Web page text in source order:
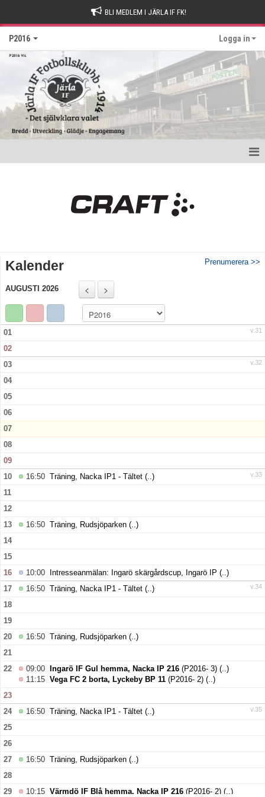
BLI MEDLEM I JÄRLA IF FK!
P2016 Logga in
Dokument
Kontakt
Prenumerera >>
Kalender
AUGUSTI 2026
v.31
01
02
v.32
03
04
05
06
07
08
09
v.33
10 16:50 Träning, Nacka IP1 - Tältet (..)
11
12
13
16:50 Träning, Rudsjöparken (..)
14
15
16
10:00 Intresseanmälan: Ingarö skärgårdscup, Ingarö IP (..)
v.34
17 16:50 Träning, Nacka IP1 - Tältet (..)
18
19
20
16:50 Träning, Rudsjöparken (..)
21
22
09:00 Ingarö IF Gul hemma, Nacka IP 216 (P2016- 3) (..)
11:15 Vega FC 2 borta, Lyckeby BP 11 (P2016- 2) (..)
23
v.35
24 16:50 Träning, Nacka IP1 - Tältet (..)
25
26
27
16:50 Träning, Rudsjöparken (..)
28
29
10:15 Värmdö IF Blå hemma, Nacka IP 216 (P2016- 2) (..)